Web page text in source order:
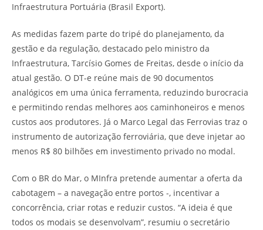
Infraestrutura Portuária (Brasil Export).
As medidas fazem parte do tripé do planejamento, da
gestão e da regulação, destacado pelo ministro da
Infraestrutura, Tarcísio Gomes de Freitas, desde o início da
atual gestão. O DT-e reúne mais de 90 documentos
analógicos em uma única ferramenta, reduzindo burocracia
e permitindo rendas melhores aos caminhoneiros e menos
custos aos produtores. Já o Marco Legal das Ferrovias traz o
instrumento de autorização ferroviária, que deve injetar ao
menos R$ 80 bilhões em investimento privado no modal.
Com o BR do Mar, o MInfra pretende aumentar a oferta da
cabotagem – a navegação entre portos -, incentivar a
concorrência, criar rotas e reduzir custos. “A ideia é que
todos os modais se desenvolvam”, resumiu o secretário